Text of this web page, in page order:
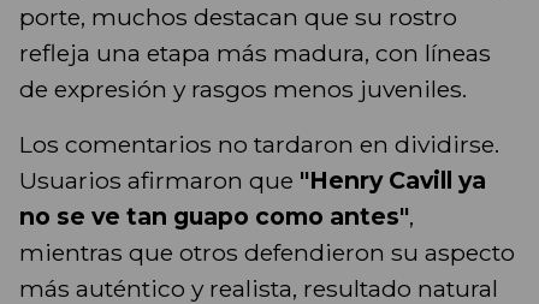
porte, muchos destacan que su rostro
refleja una etapa más madura, con líneas
de expresión y rasgos menos juveniles.
Los comentarios no tardaron en dividirse.
Usuarios afirmaron que "Henry Cavill ya
no se ve tan guapo como antes",
mientras que otros defendieron su aspecto
más auténtico y realista, resultado natural